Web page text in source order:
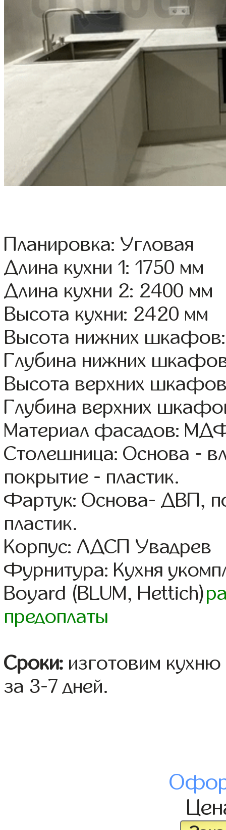
Планировка: Угловая
Длина кухни 1: 1750 мм
Длина кухни 2: 2400 мм
Высота кухни: 2420 мм
Высота нижних
Глубина нижних
Высота верхних
Глубина верхних
Материал фасадов:
Столешница: Основа -
покрытие - пластик.
Фартук: Основа- ДВП,
пластик.
Корпус: ЛДСП Увадрев
Фурнитура: Кухня
Boyard (BLUM, Hettich)
предоплаты
Сроки: изготовим
за 3-7 дней.